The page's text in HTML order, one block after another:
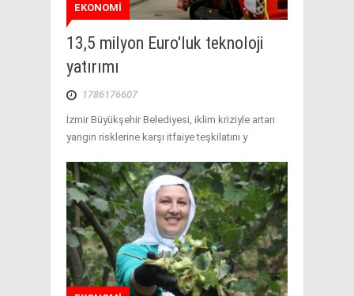
EKONOMİ
13,5 milyon Euro'luk teknoloji
yatırımı
1786176607
İzmir Büyükşehir Belediyesi, iklim kriziyle artan
yangın risklerine karşı itfaiye teşkilatını y